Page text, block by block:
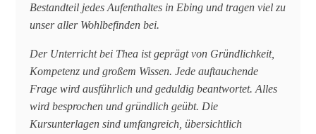
Bestandteil jedes Aufenthaltes in Ebing und tragen viel zu
unser aller Wohlbefinden bei.
Der Unterricht bei Thea ist geprägt von Gründlichkeit,
Kompetenz und großem Wissen. Jede auftauchende
Frage wird ausführlich und geduldig beantwortet. Alles
wird besprochen und gründlich geübt. Die
Kursunterlagen sind umfangreich, übersichtlich